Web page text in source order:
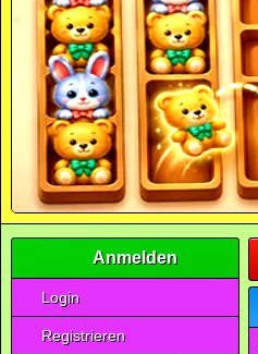
Anmelden
Login
Registrieren